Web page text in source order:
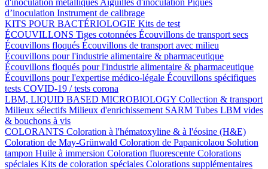
d'inoculation métalliques Aiguilles d'inoculation Piques
d’inoculation Instrument de calibrage
KITS POUR BACTÉRIOLOGIE Kits de test
ÉCOUVILLONS Tiges cotonnées Écouvillons de transport secs
Écouvillons floqués Écouvillons de transport avec milieu
Écouvillons pour l'industrie alimentaire & pharmaceutique
Écouvillons floqués pour l'industrie alimentaire & pharmaceutique
Écouvillons pour l'expertise médico-légale Écouvillons spécifiques
tests COVID-19 / tests corona
LBM, LIQUID BASED MICROBIOLOGY Collection & transport
Milieux sélectifs Milieux d'enrichissement SARM Tubes LBM vides
& bouchons à vis
COLORANTS Coloration à l'hématoxyline & à l'éosine (H&E)
Coloration de May-Grünwald Coloration de Papanicolaou Solution
tampon Huile à immersion Coloration fluorescente Colorations
spéciales Kits de coloration spéciales Colorations supplémentaires